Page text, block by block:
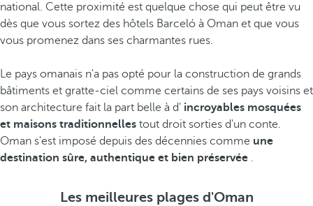
national. Cette proximité est quelque chose qui peut être vu
dès que vous sortez des hôtels Barceló à Oman et que vous
vous promenez dans ses charmantes rues.
Le pays omanais n'a pas opté pour la construction de grands
bâtiments et gratte-ciel comme certains de ses pays voisins et
son architecture fait la part belle à d' incroyables mosquées
et maisons traditionnelles tout droit sorties d'un conte.
Oman s'est imposé depuis des décennies comme une
destination sûre, authentique et bien préservée .
Les meilleures plages d'Oman